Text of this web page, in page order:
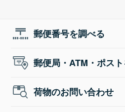
郵便番号を調べる
郵便局・ATM・ポス
荷物のお問い合わせ